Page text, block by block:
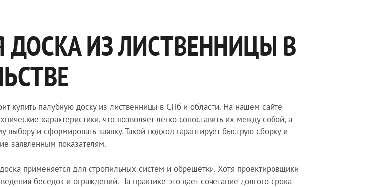
ДОСКА ИЗ ЛИСТВЕННИЦЫ В
купить палубную доску из лиственницы в СПб и области. На нашем сайте
характеристики, что позволяет легко сопоставить их между собой, а
выбору и сформировать заявку. Такой подход гарантирует быструю сборку и
заявленным показателям.
применяется для стропильных систем и обрешетки. Хотя проектировщики
беседок и ограждений. На практике это дает сочетание долгого срока